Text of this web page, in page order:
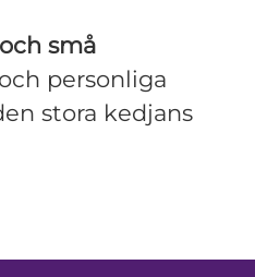
små
personliga
stora kedjans